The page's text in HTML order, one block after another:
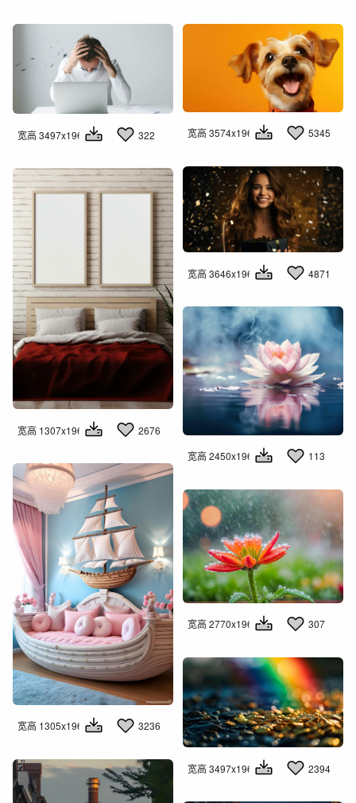
宽高 3497x1960 322 宽高 3574x1960 5345
宽高 3646x1960 4871
宽高 1307x1960
2676
宽高 2450x1960
113
宽高 1305x1960 3236
宽高 2770x1960 307
宽高 3497x1960 2394